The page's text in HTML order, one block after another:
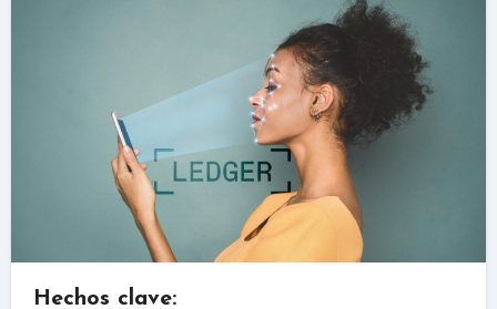
Hechos clave: